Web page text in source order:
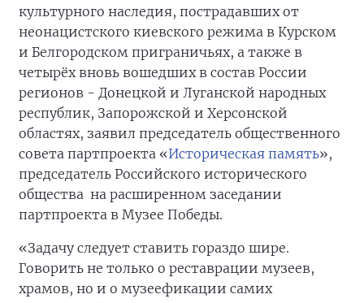
культурного наследия, пострадавших от
неонацистского киевского режима в Курском
и Белгородском приграничьях, а также в
четырёх вновь вошедших в состав России
регионов - Донецкой и Луганской народных
республик, Запорожской и Херсонской
областях, заявил председатель общественного
совета партпроекта «Историческая память»,
председатель Российского исторического
общества на расширенном заседании
партпроекта в Музее Победы.
«Задачу следует ставить гораздо шире.
Говорить не только о реставрации музеев,
храмов, но и о музеефикации самих